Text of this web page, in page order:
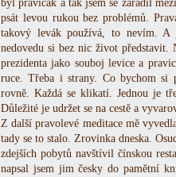
byl pravičák a tak jsem se zařadil
psát levou rukou bez problémů.
takový levák používá, to nevím.
nedovedu si bez nic život
prezidenta jako souboj levice a
ruce. Třeba i strany. Co bychom si
rovně. Každá se klikatí. Jednou je
Důležité je udržet se na cestě a
Z další pravolevé meditace mě
tady se to stalo. Zrovinka dneska.
zdejších pobytů navštívil čínskou
napsal jsem jim česky do pamětní